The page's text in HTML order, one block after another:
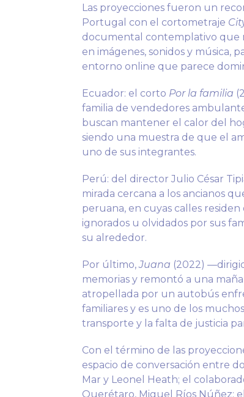
Las proyecciones fueron un
Portugal con el cortometraje
documental contemplativo que
en imágenes, sonidos y música,
entorno online que parece
Ecuador: el corto Por la familia
familia de vendedores
buscan mantener el calor del
siendo una muestra de que el
uno de sus integrantes.
Perú: del director Julio César
mirada cercana a los ancianos
peruana, en cuyas calles
ignorados u olvidados por sus
su alrededor.
Por último,Juana (2022)
memorias y remontó a una
atropellada por un autobús
familiares y es uno de los
transporte y la falta de justicia
Con el término de las
espacio de conversación entre
Mar y Leonel Heath; el
Querétaro, Miguel Ríos Núñez;